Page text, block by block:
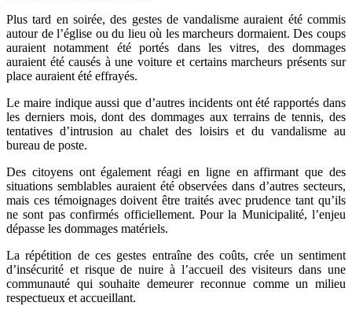
Plus tard en soirée, des gestes de vandalisme auraient été commis
autour de l’église ou du lieu où les marcheurs dormaient. Des coups
auraient notamment été portés dans les vitres, des dommages
auraient été causés à une voiture et certains marcheurs présents sur
place auraient été effrayés.
Le maire indique aussi que d’autres incidents ont été rapportés dans
les derniers mois, dont des dommages aux terrains de tennis, des
tentatives d’intrusion au chalet des loisirs et du vandalisme au
bureau de poste.
Des citoyens ont également réagi en ligne en affirmant que des
situations semblables auraient été observées dans d’autres secteurs,
mais ces témoignages doivent être traités avec prudence tant qu’ils
ne sont pas confirmés officiellement. Pour la Municipalité, l’enjeu
dépasse les dommages matériels.
La répétition de ces gestes entraîne des coûts, crée un sentiment
d’insécurité et risque de nuire à l’accueil des visiteurs dans une
communauté qui souhaite demeurer reconnue comme un milieu
respectueux et accueillant.